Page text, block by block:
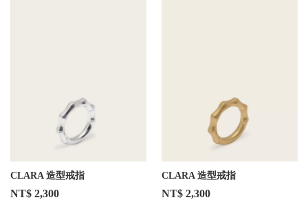
CLARA 造型戒指
NT$ 2,300
CLARA 造型戒指
NT$ 2,300